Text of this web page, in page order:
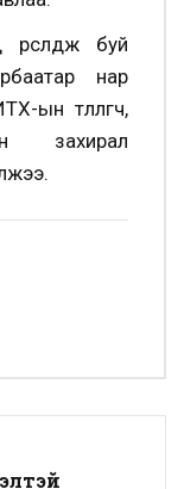
буй
нар
төлөөлөгч,
захирал